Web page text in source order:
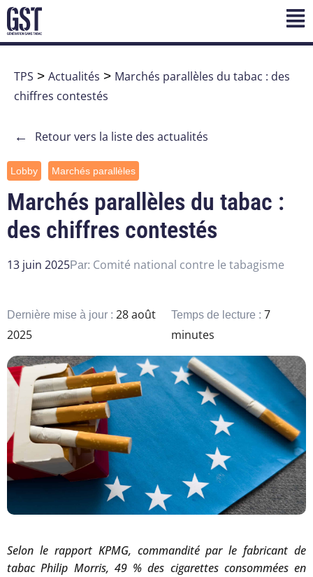
TPS > Actualités > Marchés parallèles du tabac : des
chiffres contestés
← Retour vers la liste des actualités
Lobby Marchés parallèles
Marchés parallèles du tabac :
des chiffres contestés
13 juin 2025Par: Comité national contre le tabagisme
Dernière mise à jour : 28 août
2025
Temps de lecture : 7
minutes
Selon le rapport KPMG, commandité par le fabricant de
tabac Philip Morris, 49 % des cigarettes consommées en